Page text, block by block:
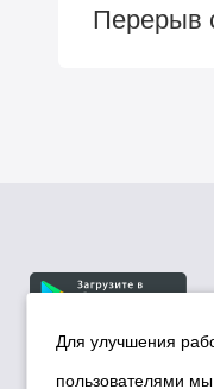
Перерыв
Для улучшения
пользователями